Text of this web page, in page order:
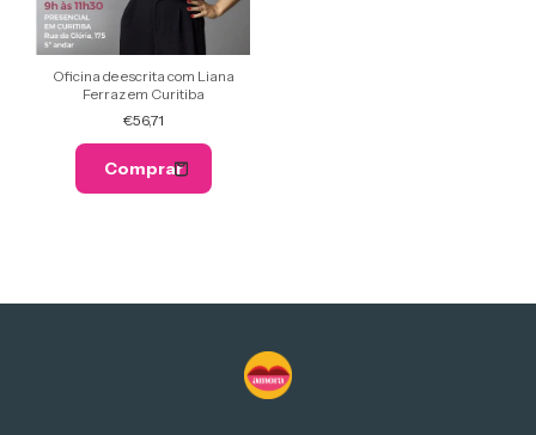
Oficina de escrita com Liana
Ferraz em Curitiba
€56,71